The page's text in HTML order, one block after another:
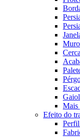
Mais
Efeito do